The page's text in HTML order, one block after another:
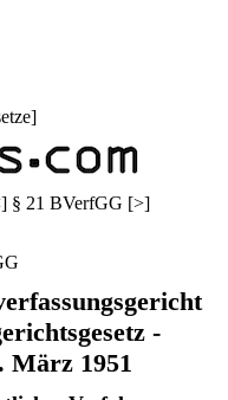
]
] § 21 BVerfGG [>]
-
März 1951